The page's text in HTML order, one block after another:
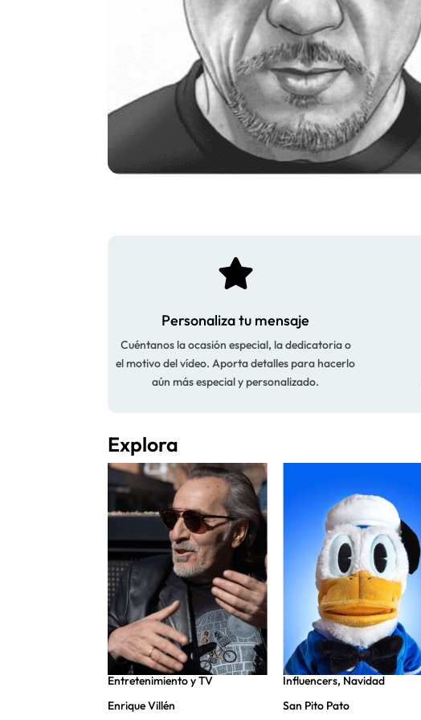

Personaliza tu mensaje
Cuéntanos la ocasión especial, la dedicatoria o
el motivo del vídeo. Aporta detalles para hacerlo
aún más especial y personalizado.
Explora
Entretenimiento y TV
Enrique Villén
Influencers, Navidad
San Pito Pato